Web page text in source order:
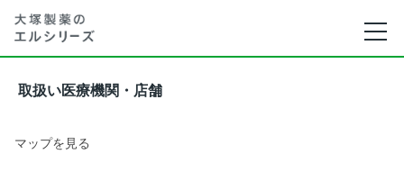
取扱い医療機関・店舗
マップを見る